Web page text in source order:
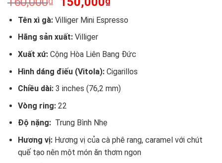
gốc
là:
160,000₫.
tại
150,000₫.
Tên xì gà:Villiger Mini Espresso
Hãng sản xuất:Villiger
Xuất xứ:Cộng Hòa Liên Bang Đức
Hình dáng điếu (Vitola):Cigarillos
Chiều dài:3 inches (76,2 mm)
Vòng ring:22
Độ nặng:Trung Bình Nhẹ
Hương vị:Hương vị của cà phê rang, caramel với chút
quế tạo nên một món ăn thơm ngon